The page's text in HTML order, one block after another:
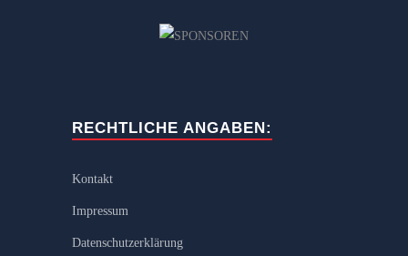
RECHTLICHE ANGABEN:
Kontakt
Impressum
Datenschutzerklärung